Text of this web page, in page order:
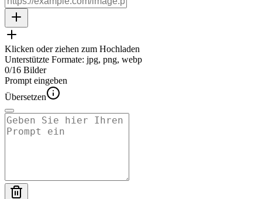
Klicken oder ziehen zum Hochladen
Unterstützte Formate: jpg, png, webp
0/16 Bilder
Prompt eingeben
Übersetzen